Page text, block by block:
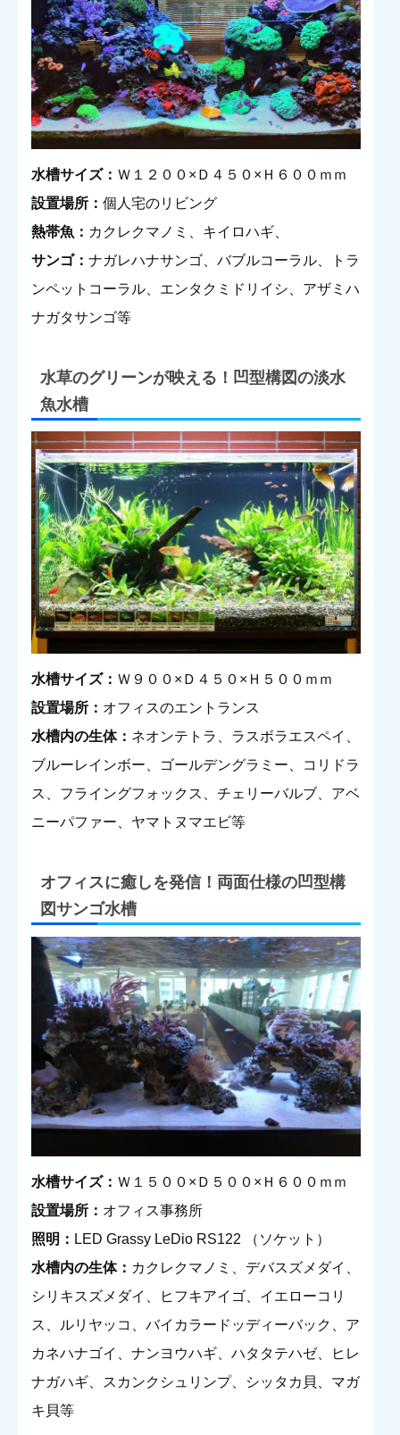
水槽サイズ： Ｗ１２００×Ｄ４５０×Ｈ６００ｍｍ
設置場所： 個人宅のリビング
熱帯魚： カクレクマノミ、キイロハギ、
サンゴ： ナガレハナサンゴ、バブルコーラル、トラ
ンペットコーラル、エンタクミドリイシ、アザミハ
ナガタサンゴ等
水草のグリーンが映える！凹型構図の淡水
魚水槽
水槽サイズ： Ｗ９００×Ｄ４５０×Ｈ５００ｍｍ
設置場所： オフィスのエントランス
水槽内の生体： ネオンテトラ、ラスボラエスペイ、
ブルーレインボー、ゴールデングラミー、コリドラ
ス、フライングフォックス、チェリーバルブ、アベ
ニーパファー、ヤマトヌマエビ等
オフィスに癒しを発信！両面仕様の凹型構
図サンゴ水槽
水槽サイズ： Ｗ１５００×Ｄ５００×Ｈ６００ｍｍ
設置場所： オフィス事務所
照明： LED Grassy LeDio RS122 （ソケット）
水槽内の生体： カクレクマノミ、デバスズメダイ、
シリキスズメダイ、ヒフキアイゴ、イエローコリ
ス、ルリヤッコ、バイカラードッディーバック、ア
カネハナゴイ、ナンヨウハギ、ハタタテハゼ、ヒレ
ナガハギ、スカンクシュリンプ、シッタカ貝、マガ
キ貝等